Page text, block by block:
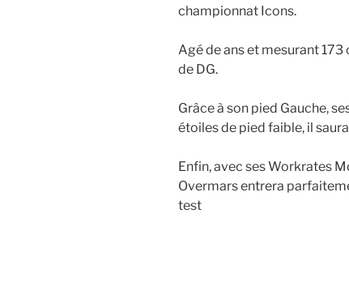
championnat Icons.
Agé de ans et mesurant
de DG.
Grâce à son pied Gauche,
étoiles de pied faible, il
Enfin, avec ses Workrates
Overmars entrera
test